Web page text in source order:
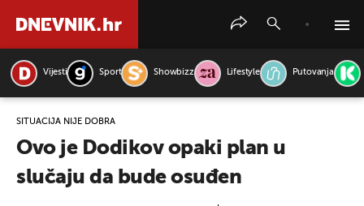
Vijesti Sport Showbizz Lifestyle Putovanja
SITUACIJA NIJE DOBRA
Ovo je Dodikov opaki plan u
slučaju da bude osuđen
PRETRAŽITE VIJESTI